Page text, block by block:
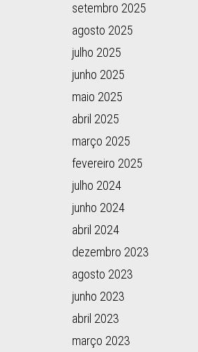
setembro 2025
agosto 2025
julho 2025
junho 2025
maio 2025
abril 2025
março 2025
fevereiro 2025
julho 2024
junho 2024
abril 2024
dezembro 2023
agosto 2023
junho 2023
abril 2023
março 2023